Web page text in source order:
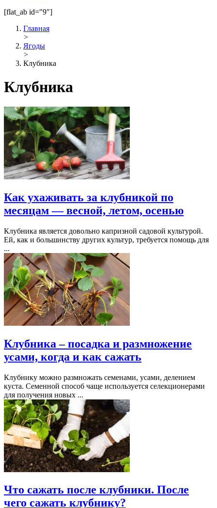
[flat_ab id="9"]
Главная
>
Ягоды
>
Клубника
Клубника
Как ухаживать за клубникой по
месяцам — весной, летом, осенью
Клубника является довольно капризной садовой культурой.
Ей, как и большинству других культур, требуется помощь для
...
Клубника – посадка и размножение
усами, когда и как сажать
Клубнику можно размножать семенами, усами, делением
куста. Семенной способ чаще используется селекционерами
для получения новых ...
Что сажать после клубники. После
чего сажать клубнику?